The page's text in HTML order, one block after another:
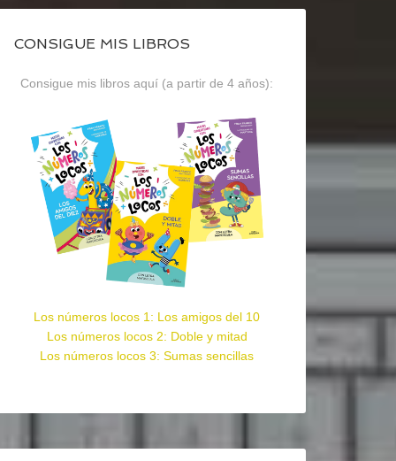
CONSIGUE MIS LIBROS
Consigue mis libros aquí (a partir de 4 años):
Los números locos 1: Los amigos del 10
Los números locos 2: Doble y mitad
Los números locos 3: Sumas sencillas